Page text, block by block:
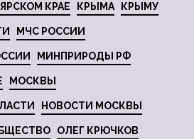
КРАЕ КРЫМА КРЫМУ
МЧС РОССИИ
МИНПРИРОДЫ РФ
МОСКВЫ
НОВОСТИ МОСКВЫ
ОЛЕГ КРЮЧКОВ